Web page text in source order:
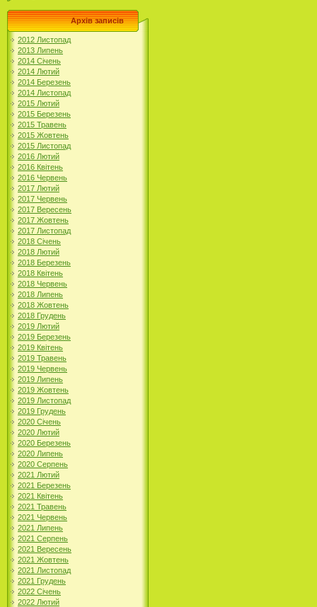
Архів записів
2012 Листопад
2013 Липень
2014 Січень
2014 Лютий
2014 Березень
2014 Листопад
2015 Лютий
2015 Березень
2015 Травень
2015 Жовтень
2015 Листопад
2016 Лютий
2016 Квітень
2016 Червень
2017 Лютий
2017 Червень
2017 Вересень
2017 Жовтень
2017 Листопад
2018 Січень
2018 Лютий
2018 Березень
2018 Квітень
2018 Червень
2018 Липень
2018 Жовтень
2018 Грудень
2019 Лютий
2019 Березень
2019 Квітень
2019 Травень
2019 Червень
2019 Липень
2019 Жовтень
2019 Листопад
2019 Грудень
2020 Січень
2020 Лютий
2020 Березень
2020 Липень
2020 Серпень
2021 Лютий
2021 Березень
2021 Квітень
2021 Травень
2021 Червень
2021 Липень
2021 Серпень
2021 Вересень
2021 Жовтень
2021 Листопад
2021 Грудень
2022 Січень
2022 Лютий